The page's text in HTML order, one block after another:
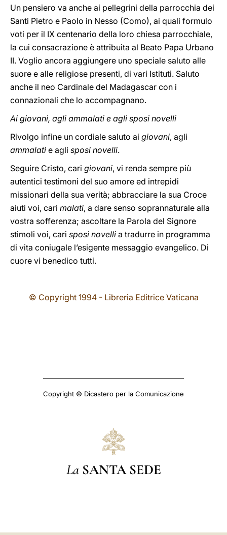
Un pensiero va anche ai pellegrini della parrocchia dei
Santi Pietro e Paolo in Nesso (Como), ai quali formulo
voti per il IX centenario della loro chiesa parrocchiale,
la cui consacrazione è attribuita al Beato Papa Urbano
II. Voglio ancora aggiungere uno speciale saluto alle
suore e alle religiose presenti, di vari Istituti. Saluto
anche il neo Cardinale del Madagascar con i
connazionali che lo accompagnano.
Ai giovani, agli ammalati e agli sposi novelli
Rivolgo infine un cordiale saluto ai giovani, agli
ammalati e agli sposi novelli.
Seguire Cristo, cari giovani, vi renda sempre più
autentici testimoni del suo amore ed intrepidi
missionari della sua verità; abbracciare la sua Croce
aiuti voi, cari malati, a dare senso soprannaturale alla
vostra sofferenza; ascoltare la Parola del Signore
stimoli voi, cari sposi novelli a tradurre in programma
di vita coniugale l’esigente messaggio evangelico. Di
cuore vi benedico tutti.
© Copyright 1994 - Libreria Editrice Vaticana
Copyright © Dicastero per la Comunicazione
La SANTA SEDE